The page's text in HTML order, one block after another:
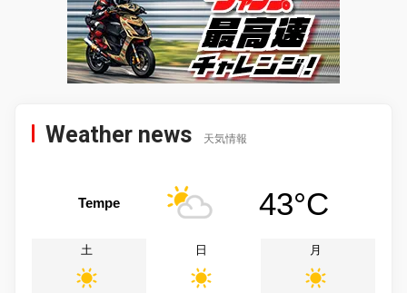
Weather news 天気情報
Tempe 43°C
土 日 月